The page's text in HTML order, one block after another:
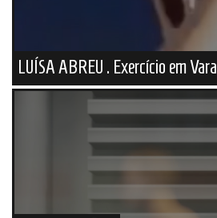
LUÍSA ABREU . Exercício em Vara